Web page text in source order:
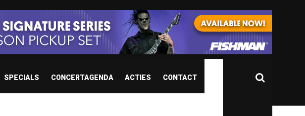
SPECIALS CONCERTAGENDA ACTIES CONTACT